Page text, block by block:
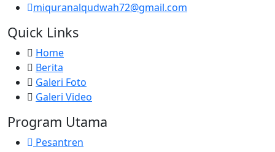
miquranalqudwah72@gmail.com
Quick Links
Home
Berita
Galeri Foto
Galeri Video
Program Utama
Pesantren